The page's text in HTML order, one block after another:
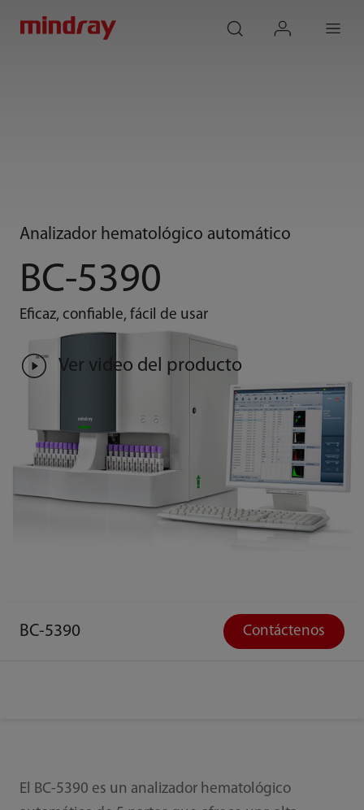
Analizador hematológico automático
BC-5390
Eficaz, confiable, fácil de usar
Ver video del producto
BC-5390 Contáctenos
El BC-5390 es un analizador hematológico